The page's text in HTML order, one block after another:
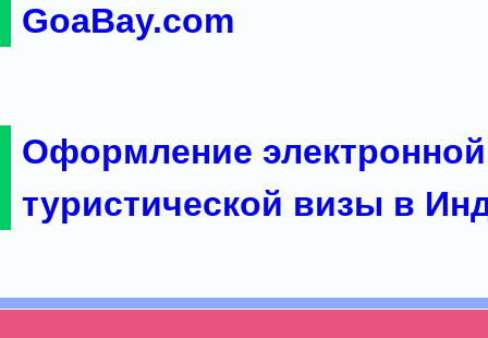
GoaBay.com
Оформление электронной
туристической визы в